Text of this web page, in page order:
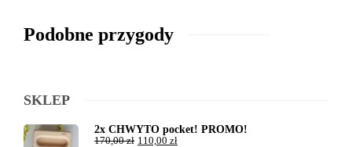
Podobne przygody
SKLEP
2x CHWYTO pocket! PROMO!
170,00zł 110,00 zł